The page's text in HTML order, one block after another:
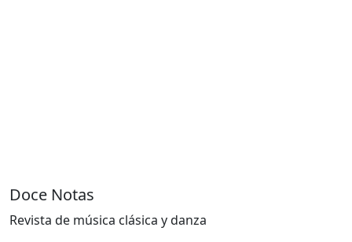
Doce Notas
Revista de música clásica y danza